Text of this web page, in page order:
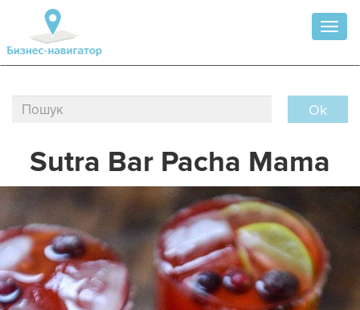
Ok
Sutra Bar Pacha Mama